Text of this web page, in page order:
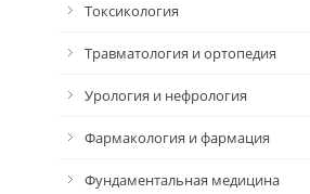
Токсикология
Травматология и ортопедия
Урология и нефрология
Фармакология и фармация
Фундаментальная медицина